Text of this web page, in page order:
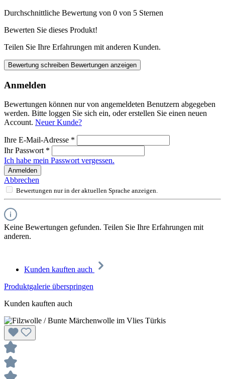
Durchschnittliche Bewertung von 0 von 5 Sternen
Bewerten Sie dieses Produkt!
Teilen Sie Ihre Erfahrungen mit anderen Kunden.
Bewertung schreiben Bewertungen anzeigen
Anmelden
Bewertungen können nur von angemeldeten Benutzern abgegeben
werden. Bitte loggen Sie sich ein, oder erstellen Sie einen neuen
Account. Neuer Kunde?
Ihre E-Mail-Adresse *
Ihr Passwort *
Ich habe mein Passwort vergessen.
Anmelden
Abbrechen
Bewertungen nur in der aktuellen Sprache anzeigen.
Keine Bewertungen gefunden. Teilen Sie Ihre Erfahrungen mit
anderen.
Kunden kauften auch
Produktgalerie überspringen
Kunden kauften auch